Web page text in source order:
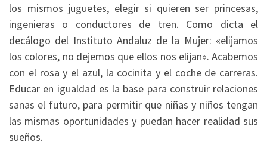
los mismos juguetes, elegir si quieren ser princesas,
ingenieras o conductores de tren. Como dicta el
decálogo del Instituto Andaluz de la Mujer: «elijamos
los colores, no dejemos que ellos nos elijan». Acabemos
con el rosa y el azul, la cocinita y el coche de carreras.
Educar en igualdad es la base para construir relaciones
sanas el futuro, para permitir que niñas y niños tengan
las mismas oportunidades y puedan hacer realidad sus
sueños.